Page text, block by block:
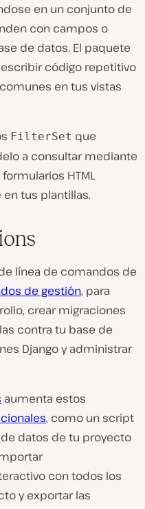
en un conjunto de
con campos o
de datos. El paquete
código repetitivo
en tus vistas
FilterSet que
a consultar mediante
HTML
tus plantillas.
línea de comandos de
de gestión, para
crear migraciones
contra tu base de
Django y administrar
aumenta estos
, como un script
datos de tu proyecto
con todos los
y exportar las